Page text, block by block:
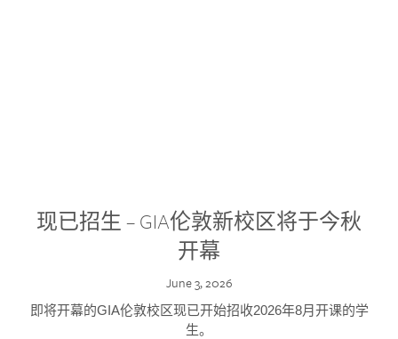
现已招生 – GIA伦敦新校区将于今秋
开幕
June 3, 2026
即将开幕的GIA伦敦校区现已开始招收2026年8月开课的学
生。